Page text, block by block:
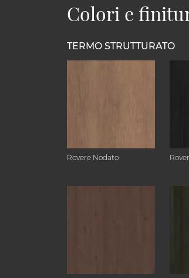
Colori e
TERMO STRUTTURATO
Rovere Nodato